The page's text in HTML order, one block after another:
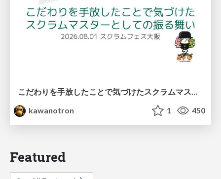
こだわりを手放したことで気づけたスクラムマスターとしての振る舞い
kawanotron
1 450
Featured